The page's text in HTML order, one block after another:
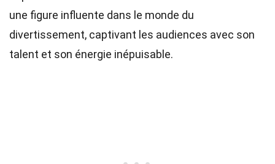
une figure influente dans le monde du
divertissement, captivant les audiences avec son
talent et son énergie inépuisable.